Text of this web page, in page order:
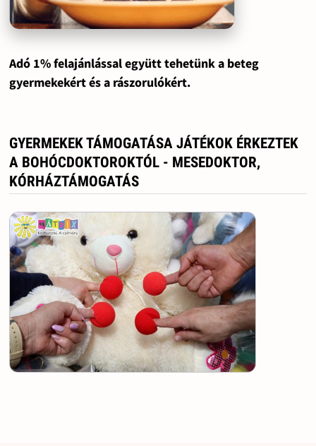
Adó 1% felajánlással együtt tehetünk a beteg
gyermekekért és a rászorulókért.
GYERMEKEK TÁMOGATÁSA JÁTÉKOK ÉRKEZTEK
A BOHÓCDOKTOROKTÓL - MESEDOKTOR,
KÓRHÁZTÁMOGATÁS